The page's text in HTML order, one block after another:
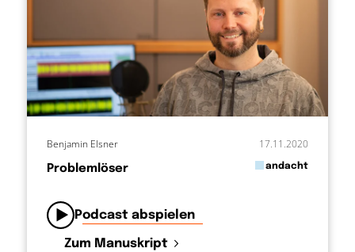
Problemlöser
17.11.2020
inandacht
Benjamin Elsner
Podcast abspielen
Zum Manuskript